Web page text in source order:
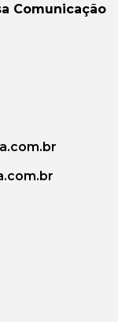
Comunicação